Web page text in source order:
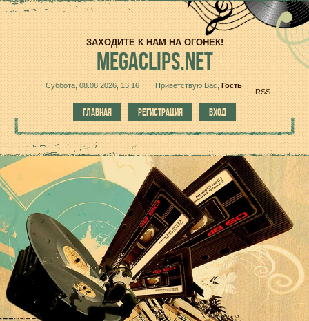
ЗАХОДИТЕ К НАМ НА ОГОНЕК!
MEGACLIPS.NET
Суббота, 08.08.2026, 13:16 Приветствую Вас Гость!
|RSS
ГЛАВНАЯ РЕГИСТРАЦИЯ ВХОД